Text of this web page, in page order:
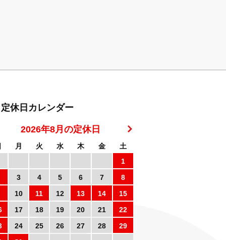
定休日カレンダー
2026年8月の定休日
月 火 水 木 金
土
1
3
4 5 6 7
8
10
11 12 13 14
15
17 18 19 20 21
22
24 25 26 27 28
29